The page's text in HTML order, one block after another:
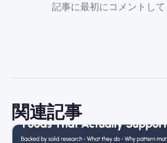
記事に最初にコメントして
関連記事